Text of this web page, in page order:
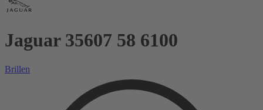
Jaguar 35607 58 6100
Brillen